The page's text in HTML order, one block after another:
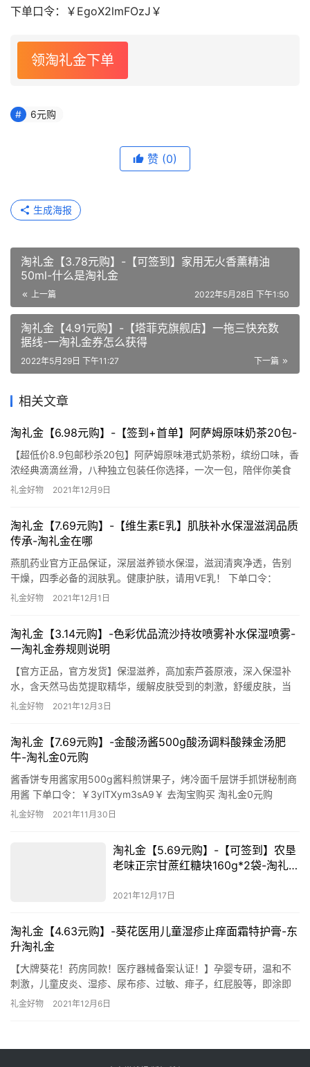
下单口令： ￥EgoX2lmFOzJ￥
领淘礼金下单
6元购
赞 (0)
生成海报
淘礼金【3.78元购】-【可签到】家用无火香薰精油
50ml-什么是淘礼金
上一篇 2022年5月28日 下午1:50
淘礼金【4.91元购】-【塔菲克旗舰店】一拖三快充数
据线-一淘礼金券怎么获得
下一篇
2022年5月29日 下午11:27
相关文章
淘礼金【6.98元购】-【签到+首单】阿萨姆原味奶茶20包-
【超低价8.9包邮秒杀20包】阿萨姆原味港式奶茶粉，缤纷口味，香
浓经典滴滴丝滑，八种独立包装任你选择，一次一包，陪伴你美食
美客，零反式脂肪酸，好喝无负担，拒绝长胖，一起分享健康奶
礼金好物 2021年12月9日
淘礼金【7.69元购】-【维生素E乳】肌肤补水保湿滋润品质
传承-淘礼金在哪
燕肌药业官方正品保证，深层滋养锁水保湿，滋润清爽净透，告别
干燥，四季必备的润肤乳。健康护肤，请用VE乳！ 下单口令：
￥dhxjXyrUwaO￥ 去淘宝购买 淘礼金在哪
礼金好物 2021年12月1日
淘礼金【3.14元购】-色彩优品流沙持妆喷雾补水保湿喷雾-
一淘礼金券规则说明
【官方正品，官方发货】保湿滋养，高加索芦荟原液，深入保湿补
水，含天然马齿苋提取精华，缓解皮肤受到的刺激，舒缓皮肤，当
之无愧的明星产品！ 下单口令：￥U9cnXB5Eh92￥ 去淘宝购买 一
礼金好物 2021年12月3日
淘礼金【7.69元购】-金酸汤酱500g酸汤调料酸辣金汤肥
牛-淘礼金0元购
酱香饼专用酱家用500g酱料煎饼果子，烤冷面千层饼手抓饼秘制商
用酱 下单口令：￥3ylTXym3sA9￥ 去淘宝购买 淘礼金0元购
礼金好物 2021年11月30日
淘礼金【5.69元购】-【可签到】农垦
老味正宗甘蔗红糖块160g*2袋-淘礼金
2021年12月17日
淘礼金【4.63元购】-葵花医用儿童湿疹止痒面霜特护膏-东
升淘礼金
【大牌葵花！药房同款！医疗器械备案认证！】孕婴专研，温和不
刺激，儿童皮炎、湿疹、尿布疹、过敏、痱子，红屁股等，即涂即
见效！家里一定要必备一瓶！ 下单口令：￥BsG8XBIYCXU￥ 去淘
礼金好物 2021年12月6日